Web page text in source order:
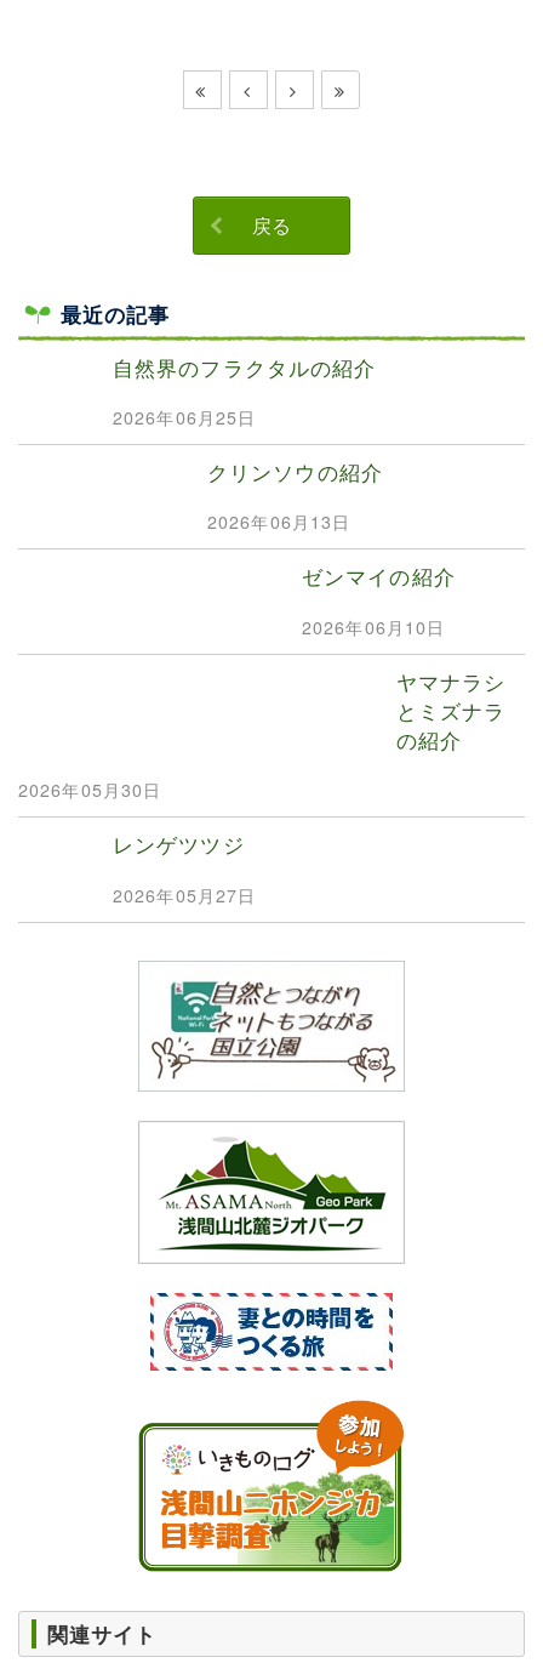
戻る
最近の記事
自然界のフラクタルの紹介
2026年06月25日
クリンソウの紹介
2026年06月13日
ゼンマイの紹介
2026年06月10日
ヤマナラシ
とミズナラ
の紹介
2026年05月30日
レンゲツツジ
2026年05月27日
関連サイト